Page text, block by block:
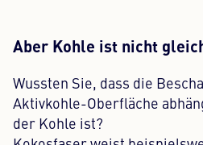
Aber Kohle ist nicht
Wussten Sie, dass die
Aktivkohle-Oberfläche
der Kohle ist?